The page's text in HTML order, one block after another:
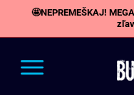
🤩NEPREMEŠKAJ!